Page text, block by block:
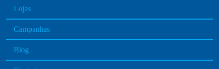
Lojas
Campanhas
Blog